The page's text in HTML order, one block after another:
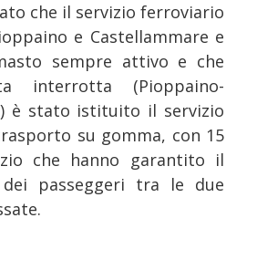
che il servizio ferroviario
e Castellammare e
sempre attivo e che
interrotta (Pioppaino-
è stato istituito il servizio
su gomma, con 15
che hanno garantito il
passeggeri tra le due